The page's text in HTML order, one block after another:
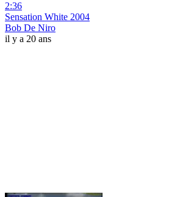
2:36
Sensation White 2004
Bob De Niro
il y a 20 ans